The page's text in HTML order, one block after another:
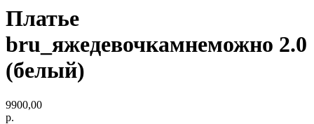
Платье
bru_яжедевочкамнеможно 2.0
(белый)
9900,00
р.